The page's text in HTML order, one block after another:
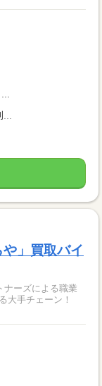
」買取バイ
ーズによる職業
大手チェーン！